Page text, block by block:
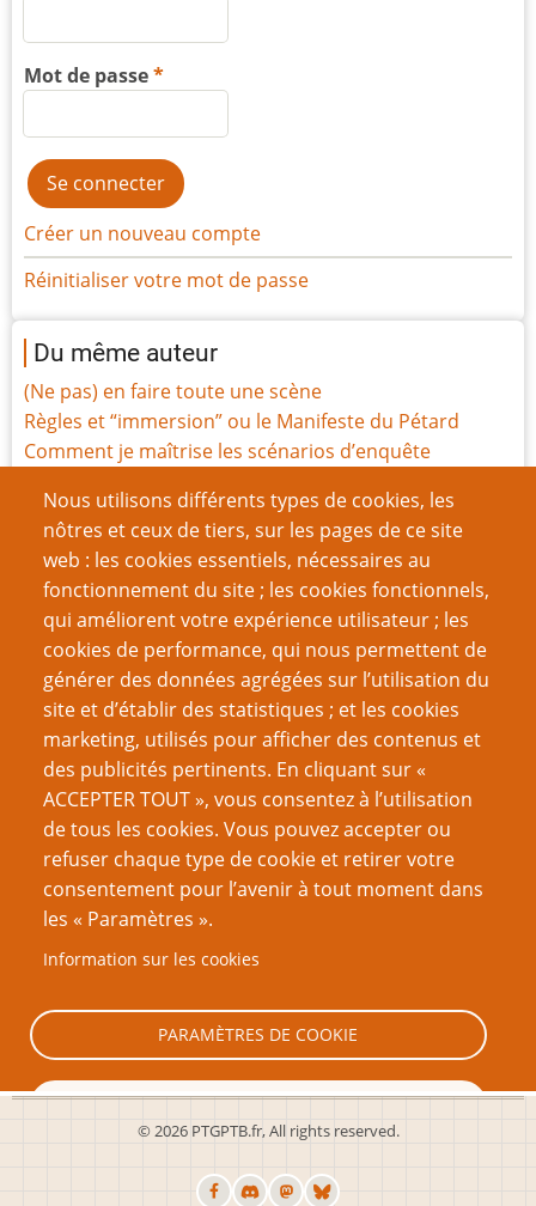
Nous utilisons différents types de cookies, les
nôtres et ceux de tiers, sur les pages de ce site
web : les cookies essentiels, nécessaires au
fonctionnement du site ; les cookies fonctionnels,
qui améliorent votre expérience utilisateur ; les
cookies de performance, qui nous permettent de
générer des données agrégées sur l’utilisation du
site et d’établir des statistiques ; et les cookies
marketing, utilisés pour afficher des contenus et
des publicités pertinents. En cliquant sur «
ACCEPTER TOUT », vous consentez à l’utilisation
de tous les cookies. Vous pouvez accepter ou
refuser chaque type de cookie et retirer votre
consentement pour l’avenir à tout moment dans
les « Paramètres ».
Information sur les cookies
PARAMÈTRES DE COOKIE
TOUT REFUSER
TOUT ACCEPTER
Mot de passe
Créer un nouveau compte
Réinitialiser votre mot de passe
Du même auteur
(Ne pas) en faire toute une scène
Règles et “immersion” ou le Manifeste du Pétard
Comment je maîtrise les scénarios d’enquête
Les Justifications Manifestement Absurdes
Les Probabilités magiques
Ghostbusters RPG, le JdR pour débuter
La feuille de perso n'est pas votre amie
Modes de jeu cachés et création
Les Survivants
Pagination
Page
précédente
‹‹ 8
Page
suivante
››
VOUS AIMEREZ AUSSI
Une histoire de dés
Les petites mains invisibles
Xyrop : mon expérience de créateur et d’éditeur
© 2026 PTGPTB.fr, All rights reserved.